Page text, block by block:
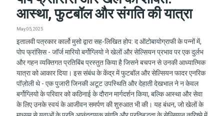
आस्था, फुटबॉल और संगति की यात्रा
May 05, 2025
इतालवी पत्रकार कार्लो मुसो द्वारा सह-लिखित होप: द ऑटोबायोग्राफी के पन्नों में,
पोप फ्रांसिस - जॉर्ज मारियो बर्गोग्लियो ने खेलों और सेल्सियन प्रभाव पर एक दुर्लभ
और गहन व्यक्तिगत प्रतिबिंब प्रस्तुत किया है जिसने बचपन से उनकी आध्यात्मिक
यात्रा को आकार दिया। इस संबंध के केंद्र में फुटबॉल और सेल्सियन फादर एनरिक
पॉज़ोली थे - एक पुजारी जिनकी अटूट उपस्थिति और देहाती देखभाल ने न केवल
बर्गोग्लियो के परिवार को कठिनाई के दौरान मार्गदर्शन किया, बल्कि आस्था और सेवा
के लिए उनके स्वयं के आजीवन समर्पण की शुरुआत भी की। यह बंधन, जो खेलों के